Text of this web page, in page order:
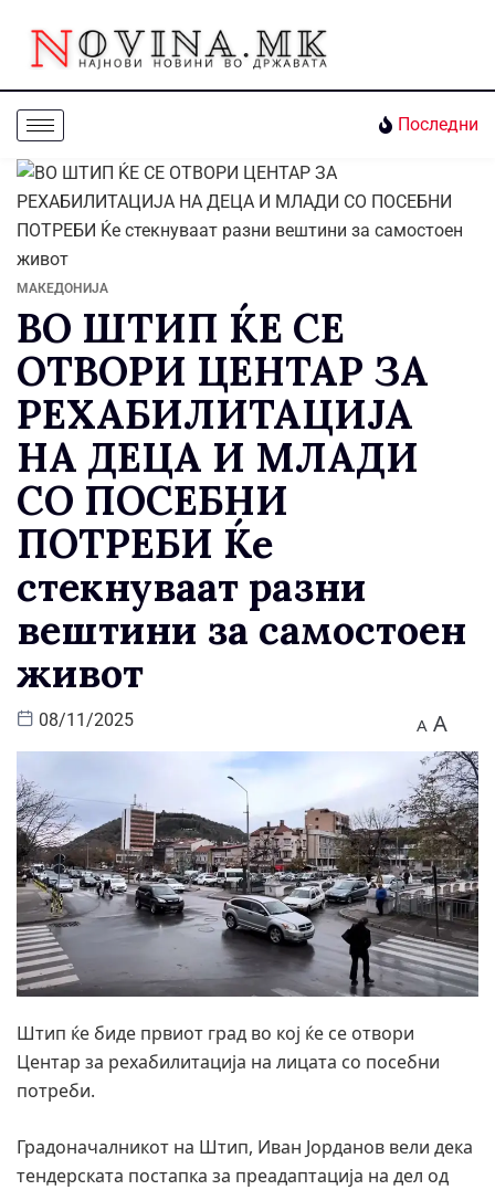
Последни
МАКЕДОНИЈА
ВО ШТИП ЌЕ СЕ
ОТВОРИ ЦЕНТАР ЗА
РЕХАБИЛИТАЦИЈА
НА ДЕЦА И МЛАДИ
СО ПОСЕБНИ
ПОТРЕБИ Ќе
стекнуваат разни
вештини за самостоен
живот
08/11/2025 A A
Штип ќе биде првиот град во кој ќе се отвори
Центар за рехабилитација на лицата со посебни
потреби.
Градоначалникот на Штип, Иван Јорданов вели дека
тендерската постапка за преадаптација на дел од